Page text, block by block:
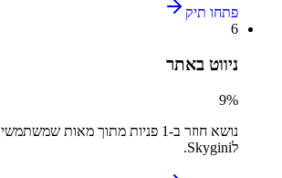
פתחו תיק
6
ניווט באתר
9%
נושא חוזר ב-1 פניות מתוך מאות שמשתמשי
לSkygini
.